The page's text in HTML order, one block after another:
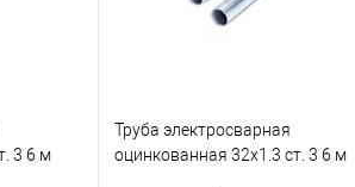
3 6 м
Труба электросварная
оцинкованная 32х1.3 ст. 3 6 м